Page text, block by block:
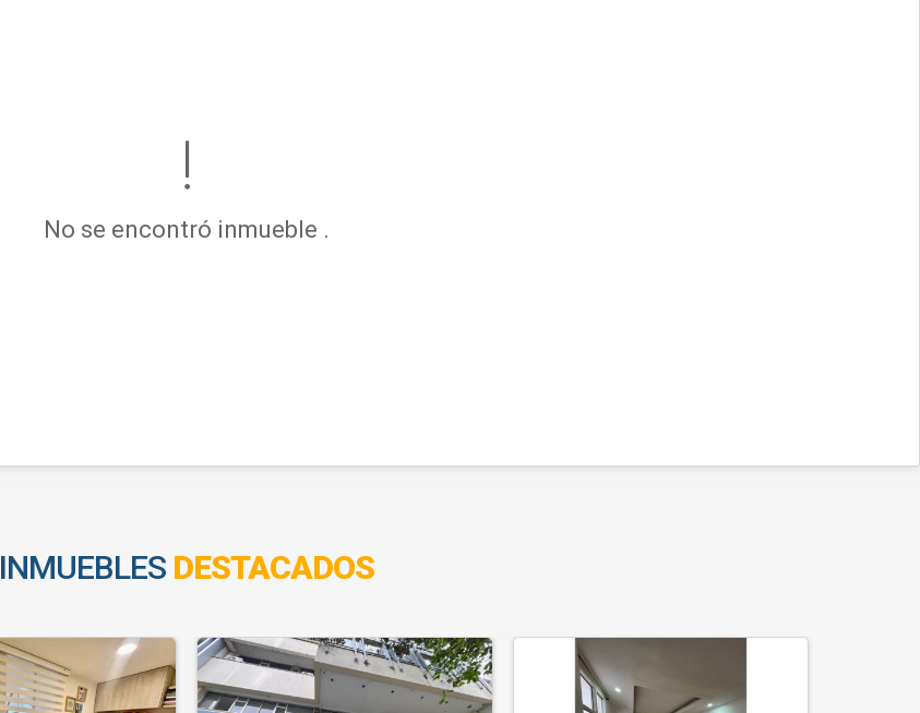
No se encontró inmueble .
INMUEBLES DESTACADOS